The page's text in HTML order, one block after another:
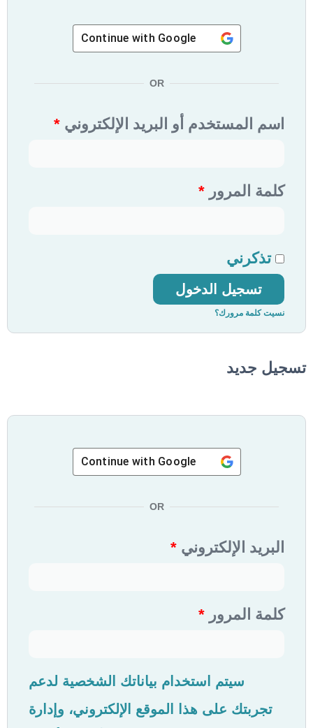
Continue with Google
OR
اسم المستخدم أو البريد الإلكتروني *
كلمة المرور *
تذكرني
تسجيل الدخول
نسيت كلمة مرورك؟
تسجيل جديد
Continue with Google
OR
البريد الإلكتروني *
كلمة المرور *
سيتم استخدام بياناتك الشخصية لدعم
تجربتك على هذا الموقع الإلكتروني، وإدارة